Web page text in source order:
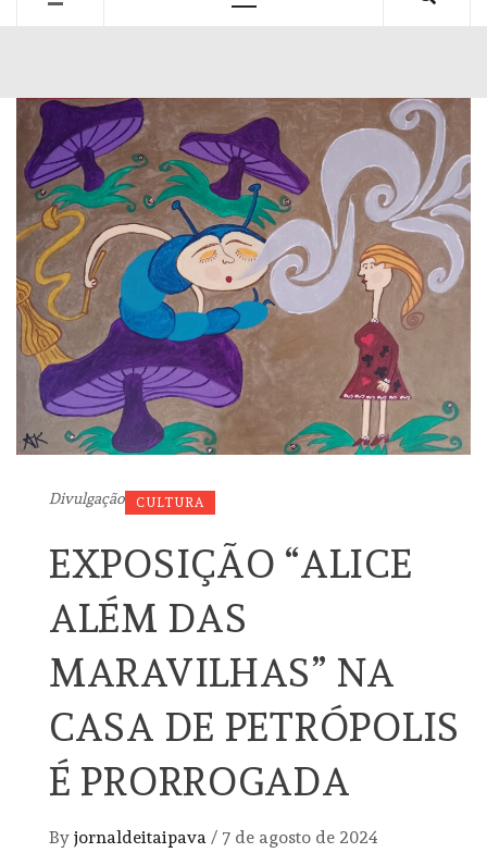
Divulgação CULTURA
EXPOSIÇÃO “ALICE
ALÉM DAS
MARAVILHAS” NA
CASA DE PETRÓPOLIS
É PRORROGADA
By jornaldeitaipava / 7 de agosto de 2024